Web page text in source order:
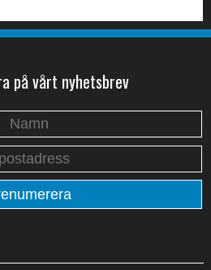
på vårt nyhetsbrev